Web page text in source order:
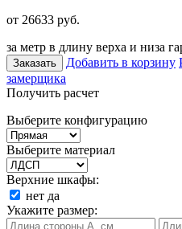
от 26633 руб.
за метр в длину верха и низа
Заказать Добавить в корзину
замерщика
Получить расчет
Выберите конфигурацию
Выберите материал
Верхние шкафы:
нет да
Укажите размер: